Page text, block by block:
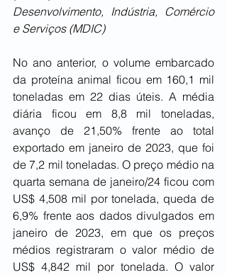
Desenvolvimento, Indústria, Comércio
e Serviços (MDIC)
No ano anterior, o volume embarcado
da proteína animal ficou em 160,1 mil
toneladas em 22 dias úteis. A média
diária ficou em 8,8 mil toneladas,
avanço de 21,50% frente ao total
exportado em janeiro de 2023, que foi
de 7,2 mil toneladas. O preço médio na
quarta semana de janeiro/24 ficou com
US$ 4,508 mil por tonelada, queda de
6,9% frente aos dados divulgados em
janeiro de 2023, em que os preços
médios registraram o valor médio de
US$ 4,842 mil por tonelada. O valor